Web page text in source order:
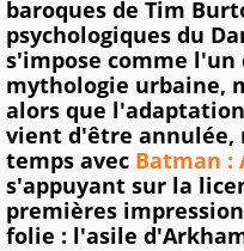
baroques de Tim
psychologiques du
s'impose comme l'un
mythologie urbaine,
alors que
vient d'être annulée,
temps avec Batman :
s'appuyant sur la
premières
folie : l'asile